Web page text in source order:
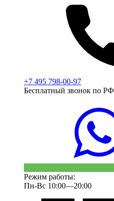
+7 495 798-00-97
Бесплатный звонок по РФ
Режим работы:
Пн-Вс 10:00—20:00